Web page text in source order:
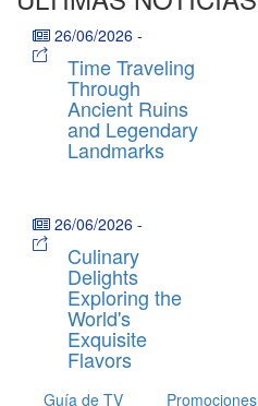
26/06/2026 -
Time Traveling
Through
Ancient Ruins
and Legendary
Landmarks
26/06/2026 -
Culinary
Delights
Exploring the
World's
Exquisite
Flavors
Guía de TV Promociones